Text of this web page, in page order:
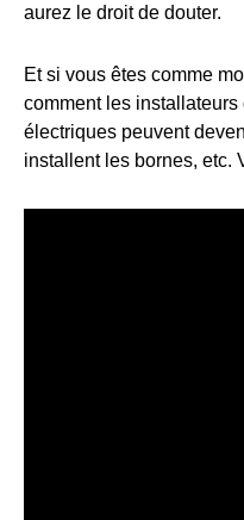
aurez le droit de douter.
Et si vous êtes comme
comment les
électriques peuvent
installent les bornes, etc.